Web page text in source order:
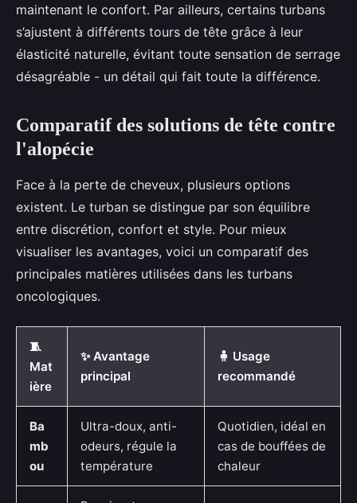
maintenant le confort. Par ailleurs, certains turbans
s’ajustent à différents tours de tête grâce à leur
élasticité naturelle, évitant toute sensation de serrage
désagréable - un détail qui fait toute la différence.
Comparatif des solutions de tête contre
l'alopécie
Face à la perte de cheveux, plusieurs options
existent. Le turban se distingue par son équilibre
entre discrétion, confort et style. Pour mieux
visualiser les avantages, voici un comparatif des
principales matières utilisées dans les turbans
oncologiques.
🧵
Mat
ière
✨ Avantage
principal
🧍 Usage
recommandé
Ba
mb
ou
Ultra-doux, anti-
odeurs, régule la
température
Quotidien, idéal en
cas de bouffées de
chaleur